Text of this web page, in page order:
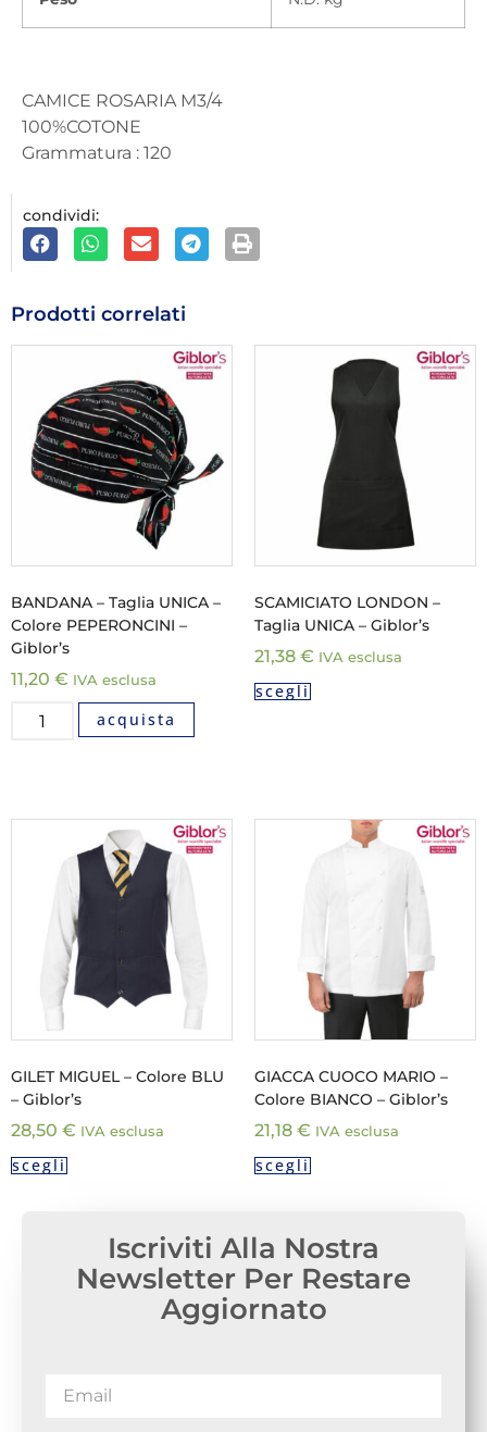
CAMICE ROSARIA M3/4
100%COTONE
Grammatura : 120
condividi:
Prodotti correlati
BANDANA – Taglia UNICA –
Colore PEPERONCINI –
Giblor’s
11,20 € IVA esclusa
acquista
SCAMICIATO LONDON –
Taglia UNICA – Giblor’s
21,38 € IVA esclusa
scegli
GILET MIGUEL – Colore BLU
– Giblor’s
28,50 € IVA esclusa
scegli
GIACCA CUOCO MARIO –
Colore BIANCO – Giblor’s
21,18 € IVA esclusa
scegli
Iscriviti Alla Nostra
Newsletter Per Restare
Aggiornato